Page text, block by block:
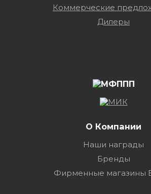
Коммерческие
Дилеры
О Компании
Наши награды
Бренды
Фирменные магазины